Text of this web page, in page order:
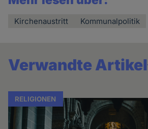
Kirchenaustritt Kommunalpolitik
Verwandte Artikel
RELIGIONEN